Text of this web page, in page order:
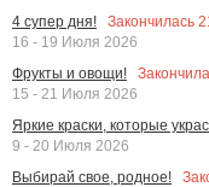
4 супер дня!
Закончилась
16 - 19 Июля 2026
Фрукты и овощи!
15 - 21 Июля 2026
Яркие краски, которые
9 - 20 Июля 2026
Выбирай свое, родное!